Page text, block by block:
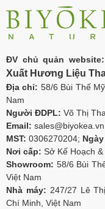
ĐV chủ quản website:
Xuất Hương Liệu
Địa chỉ: 58/6 Bùi Thế
Nam
Người ĐDPL: Võ Thị
Email: sales@biyokea.vn
MST: 0306270204;
Nơi cấp: Sở Kế Hoạch
Showroom: 58/6 Bùi
Việt Nam
Nhà máy: 247/27 Lê
Chí Minh, Việt Nam